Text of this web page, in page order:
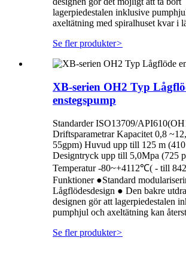
lagerpiedestalen inklusive
axeltätning med spiralhuset kvar i
Se fler produkter>
XB-serien OH2 Typ
enstegspump
Standarder ISO13709/
Driftsparametrar Kapacitet 0,8
55gpm) Huvud upp till 125 m
Designtryck upp till 5,0Mpa (725
Temperatur -80~+4112℃( - till
Funktioner ●Standard
Lågflödesdesign ● Den bakre
designen gör att lagerpiedestalen
pumphjul och axeltätning kan
Se fler produkter>